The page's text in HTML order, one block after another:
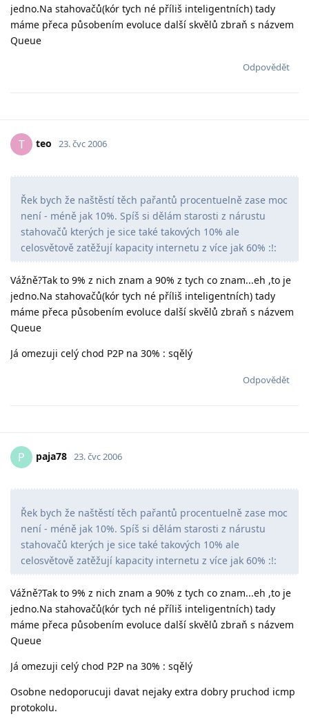
jedno.Na stahovačů(kór tych né příliš inteligentních) tady
máme přeca působením evoluce další skvělů zbraň s názvem
Queue
Odpovědět
T teo 23. čvc 2006
Řek bych že naštěstí těch pařantů procentuelně zase moc
není - méně jak 10%. Spíš si dělám starosti z nárustu
stahovačů kterých je sice také takových 10% ale
celosvětově zatěžují kapacity internetu z více jak 60% :!:
Vážně?Tak to 9% z nich znam a 90% z tych co znam...eh ,to je
jedno.Na stahovačů(kór tych né příliš inteligentních) tady
máme přeca působením evoluce další skvělů zbraň s názvem
Queue
Já omezuji celý chod P2P na 30% : sqělý
Odpovědět
P paja78 23. čvc 2006
Řek bych že naštěstí těch pařantů procentuelně zase moc
není - méně jak 10%. Spíš si dělám starosti z nárustu
stahovačů kterých je sice také takových 10% ale
celosvětově zatěžují kapacity internetu z více jak 60% :!:
Vážně?Tak to 9% z nich znam a 90% z tych co znam...eh ,to je
jedno.Na stahovačů(kór tych né příliš inteligentních) tady
máme přeca působením evoluce další skvělů zbraň s názvem
Queue
Já omezuji celý chod P2P na 30% : sqělý
Osobne nedoporucuji davat nejaky extra dobry pruchod icmp
protokolu.